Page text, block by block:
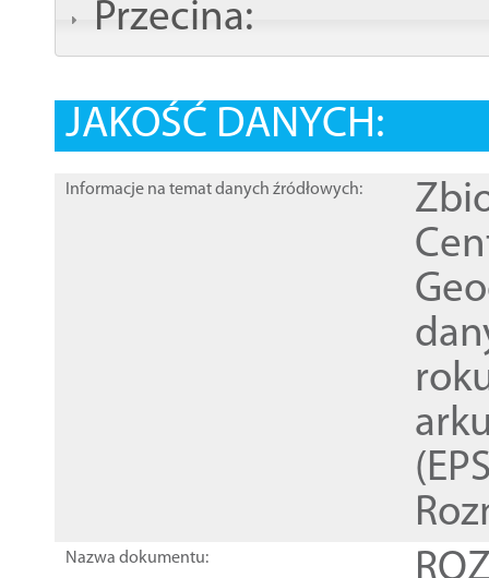
Przecina:
JAKOŚĆ DANYCH:
Informacje na temat danych źródłowych:
Nazwa dokumentu: